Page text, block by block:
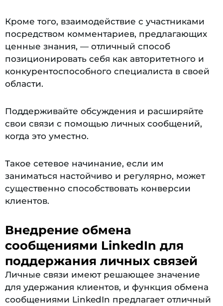
Кроме того, взаимодействие с участниками
посредством комментариев, предлагающих
ценные знания, — отличный способ
позиционировать себя как авторитетного и
конкурентоспособного специалиста в своей
области.
Поддерживайте обсуждения и расширяйте
свои связи с помощью личных сообщений,
когда это уместно.
Такое сетевое начинание, если им
заниматься настойчиво и регулярно, может
существенно способствовать конверсии
клиентов.
Внедрение обмена
сообщениями LinkedIn для
поддержания личных связей
Личные связи имеют решающее значение
для удержания клиентов, и функция обмена
сообщениями LinkedIn предлагает отличный